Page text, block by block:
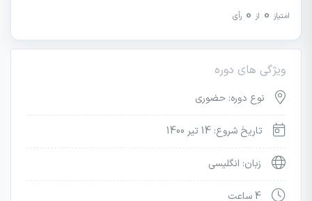
امتیاز 0 از 0 رأی
ویژگی های دوره
نوع دوره: حضوری
تاریخ شروع: 14 تیر 1400
زبان: انگلیسی
4 ساعت